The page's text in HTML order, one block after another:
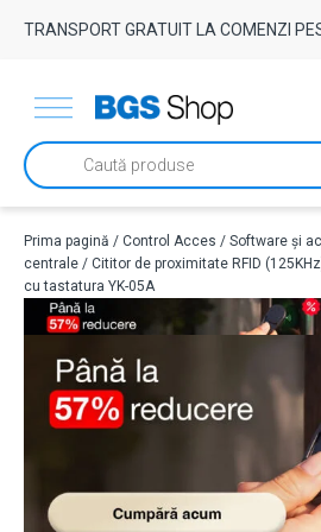
TRANSPORT GRATUIT LA COMENZI
Products
search
Prima pagină / Control Acces / Software și
centrale / Cititor de proximitate RFID
cu tastatura YK-05A